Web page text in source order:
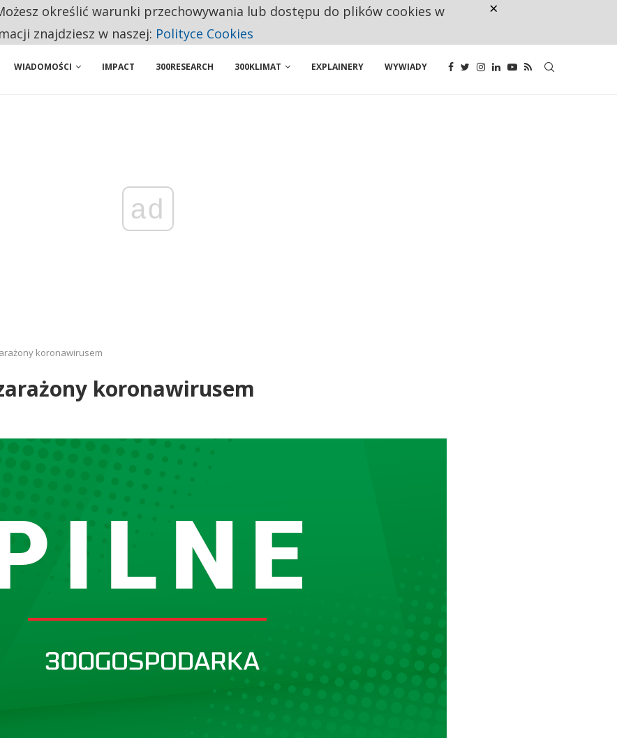
NA LIŚCIE SĄ DWA PODMIOTY Z POLSKI
WIADOMOŚCI IMPACT 300RESEARCH 300KLIMAT EXPLAINERY WYWIADY
ad
koronawirusem
koronawirusem
określić warunki przechowywania lub dostępu do plików cookies w
znajdziesz w naszej: Polityce Cookies
×